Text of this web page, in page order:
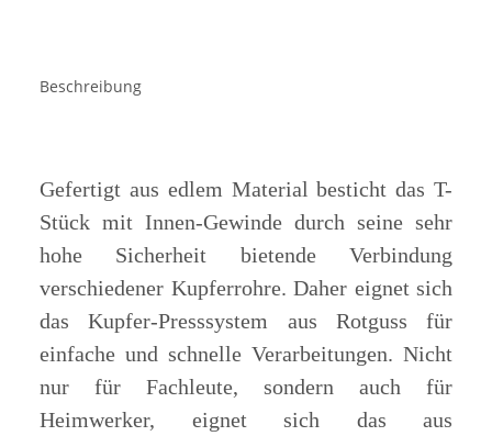
Beschreibung
Gefertigt aus edlem Material besticht das T-
Stück mit Innen-Gewinde durch seine sehr
hohe Sicherheit bietende Verbindung
verschiedener Kupferrohre. Daher eignet sich
das Kupfer-Presssystem aus Rotguss für
einfache und schnelle Verarbeitungen. Nicht
nur für Fachleute, sondern auch für
Heimwerker, eignet sich das aus